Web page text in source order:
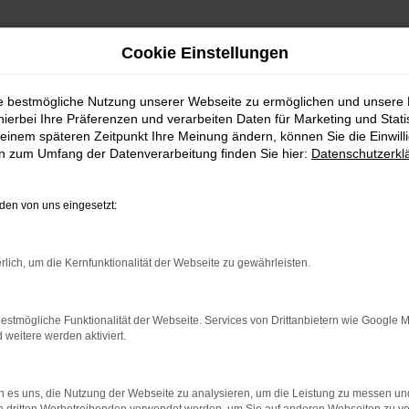
kaufen
überzeugendes Fahrzeug. Sowohl das Design als auch die
mehrerlei Hinsicht Geld sparen. Einerseits handelt es sich
macht. Andererseits offerieren wir Ihnen
Natürlich reichen wir diese Vorteile beim Kauf
als auch für ein Gebrauchtfahrzeug, eine Tageszulassung
Network Error
Cookie Einstellungen
bestmögliche Nutzung unserer Webseite zu ermöglichen und unsere
Ihre Präferenzen und verarbeiten Daten für Marketing und
späteren Zeitpunkt Ihre Meinung ändern, können Sie die
zum Umfang der Datenverarbeitung finden Sie hier:
von uns eingesetzt:
um die Kernfunktionalität der Webseite zu gewährleisten.
Funktionalität der Webseite. Services von Drittanbietern wie Google
weitere werden aktiviert.
es uns, die Nutzung der Webseite zu analysieren, um die Leistung zu messen